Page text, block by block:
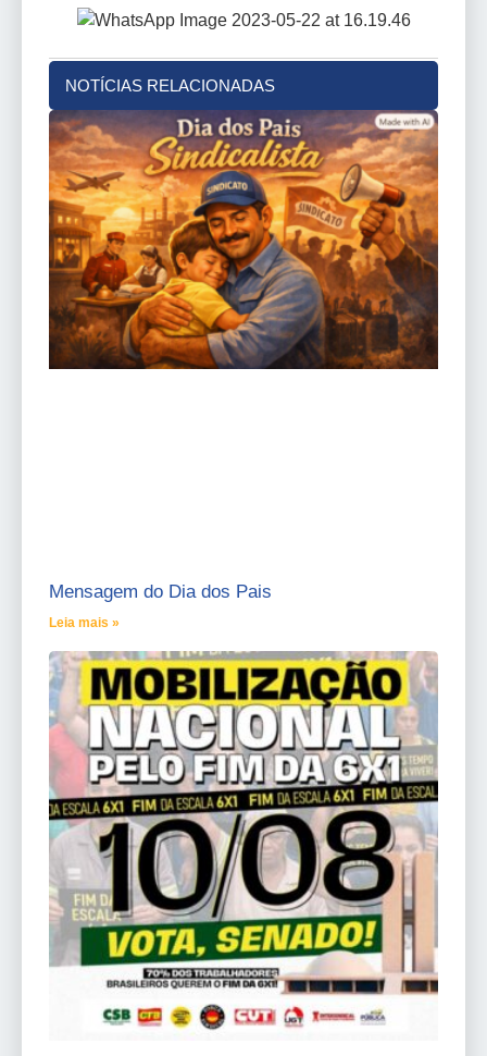
NOTÍCIAS RELACIONADAS
Mensagem do Dia dos Pais
Leia mais »